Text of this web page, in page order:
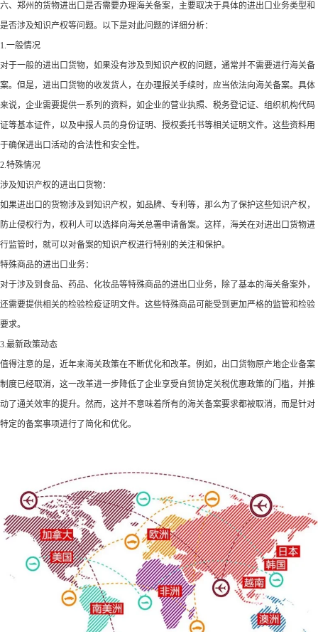
六、郑州的货物进出口是否需要办理海关备案，主要取决于具体的进出口业务类型和
是否涉及知识产权等问题。以下是对此问题的详细分析：
1.一般情况
对于一般的进出口货物，如果没有涉及到知识产权的问题，通常并不需要进行海关备
案。但是，进出口货物的收发货人，在办理报关手续时，应当依法向海关备案。具体
来说，企业需要提供一系列的资料，如企业的营业执照、税务登记证、组织机构代码
证等基本证件，以及申报人员的身份证明、授权委托书等相关证明文件。这些资料用
于确保进出口活动的合法性和安全性。
2.特殊情况
涉及知识产权的进出口货物：
如果进出口的货物涉及到知识产权，如品牌、专利等，那么为了保护这些知识产权，
防止侵权行为，权利人可以选择向海关总署申请备案。这样，海关在对进出口货物进
行监管时，就可以对备案的知识产权进行特别的关注和保护。
特殊商品的进出口业务：
对于涉及到食品、药品、化妆品等特殊商品的进出口业务，除了基本的海关备案外，
还需要提供相关的检验检疫证明文件。这些特殊商品可能受到更加严格的监管和检验
要求。
3.最新政策动态
值得注意的是，近年来海关政策在不断优化和改革。例如，出口货物原产地企业备案
制度已经取消，这一改革进一步降低了企业享受自贸协定关税优惠政策的门槛，并推
动了通关效率的提升。然而，这并不意味着所有的海关备案要求都被取消，而是针对
特定的备案事项进行了简化和优化。